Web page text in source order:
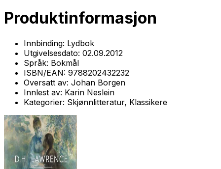
Produktinformasjon
Innbinding: Lydbok
Utgivelsesdato: 02.09.2012
Språk: Bokmål
ISBN/EAN: 9788202432232
Oversatt av: Johan Borgen
Innlest av: Karin Neslein
Kategorier: Skjønnlitteratur, Klassikere